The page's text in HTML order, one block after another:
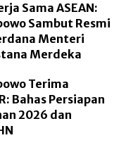
Sama ASEAN:
Sambut Resmi
Menteri
Merdeka
Terima
Bahas Persiapan
2026 dan